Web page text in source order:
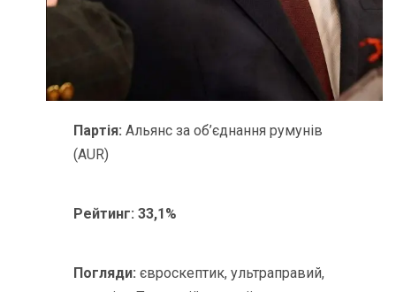
Партія: Альянс за об’єднання румунів
(AUR)
Рейтинг: 33,1%
Погляди: євроскептик, ультраправий,